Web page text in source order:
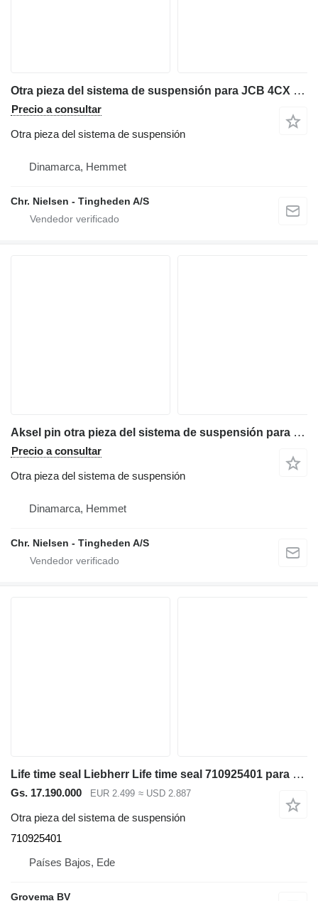
Otra pieza del sistema de suspensión para JCB 4CX retroexcavadora
Precio a consultar
Otra pieza del sistema de suspensión
Dinamarca, Hemmet
Chr. Nielsen - Tingheden A/S
Aksel pin otra pieza del sistema de suspensión para JCB 4CX retroexcavadora
Precio a consultar
Otra pieza del sistema de suspensión
Dinamarca, Hemmet
Chr. Nielsen - Tingheden A/S
Life time seal Liebherr Life time seal 710925401 para Liebherr R946 LC / A944C Li / A914C li excavadora
Gs. 17.190.000 EUR 2.499 ≈ USD 2.887
Otra pieza del sistema de suspensión
710925401
Países Bajos, Ede
Grovema BV